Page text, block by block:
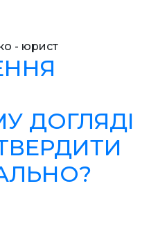
- юрист
ДОГЛЯДІ